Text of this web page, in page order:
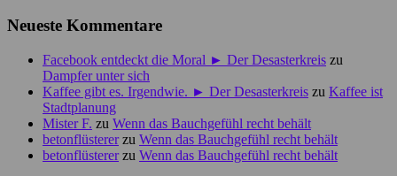
Neueste Kommentare
Facebook entdeckt die Moral ► Der Desasterkreis zu
Dampfer unter sich
Kaffee gibt es. Irgendwie. ► Der Desasterkreis zu Kaffee ist
Stadtplanung
Mister F. zu Wenn das Bauchgefühl recht behält
betonflüstererzu Wenn das Bauchgefühl recht behält
betonflüstererzu Wenn das Bauchgefühl recht behält